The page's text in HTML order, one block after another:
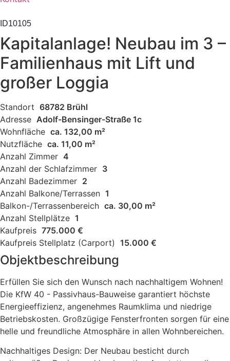
ID10105
Kapitalanlage! Neubau im 3 –
Familienhaus mit Lift und
großer Loggia
Standort 68782 Brühl
Adresse Adolf-Bensinger-Straße 1c
Wohnfläche ca. 132,00 m²
Nutzfläche ca. 11,00 m²
Anzahl Zimmer 4
Anzahl der Schlafzimmer 3
Anzahl Badezimmer 2
Anzahl Balkone/Terrassen 1
Balkon-/Terrassenbereich ca. 30,00 m²
Anzahl Stellplätze 1
Kaufpreis 775.000 €
Kaufpreis Stellplatz (Carport) 15.000 €
Objektbeschreibung
Erfüllen Sie sich den Wunsch nach nachhaltigem Wohnen!
Die KfW 40 - Passivhaus-Bauweise garantiert höchste
Energieeffizienz, angenehmes Raumklima und niedrige
Betriebskosten. Großzügige Fensterfronten sorgen für eine
helle und freundliche Atmosphäre in allen Wohnbereichen.
Nachhaltiges Design: Der Neubau besticht durch